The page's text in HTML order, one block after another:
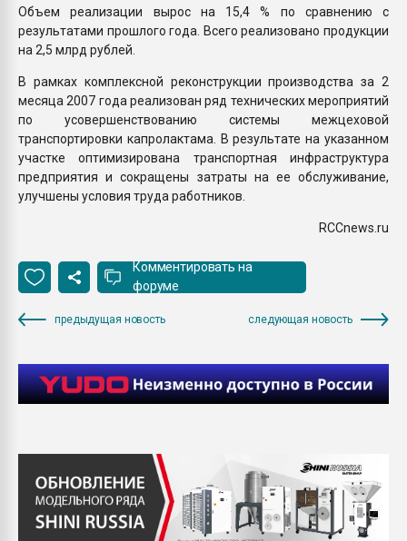
Объем реализации вырос на 15,4 % по сравнению с
результатами прошлого года. Всего реализовано продукции
на 2,5 млрд рублей.
В рамках комплексной реконструкции производства за 2
месяца 2007 года реализован ряд технических мероприятий
по усовершенствованию системы межцеховой
транспортировки капролактама. В результате на указанном
участке оптимизирована транспортная инфраструктура
предприятия и сокращены затраты на ее обслуживание,
улучшены условия труда работников.
RCCnews.ru
Комментировать на
форуме
предыдущая новость следующая новость